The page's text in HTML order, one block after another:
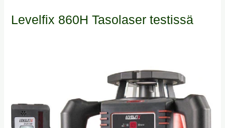
Levelfix 860H Tasolaser testissä